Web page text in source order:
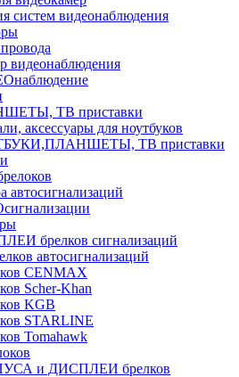
систем видеонаблюдения
видеонаблюдения
ТВ приставки
аксессуары для ноутбуков
ТВ приставки
автосигнализаций
брелков сигнализаций
автосигнализаций
CENMAX
Scher-Khan
KGB
STARLINE
Tomahawk
и ДИСПЛЕИ брелков